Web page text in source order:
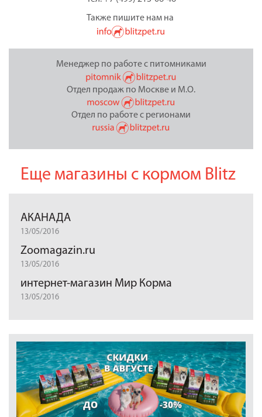
Также пишите нам на
Менеджер по работе с питомниками
Отдел продаж по Москве и М.О.
Отдел по работе с регионами
Еще магазины с кормом Blitz
АКАНАДА
13/05/2016
Zoomagazin.ru
13/05/2016
интернет-магазин Мир Корма
13/05/2016